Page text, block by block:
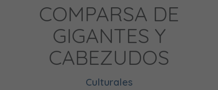
COMPARSA DE
GIGANTES Y
CABEZUDOS
Culturales